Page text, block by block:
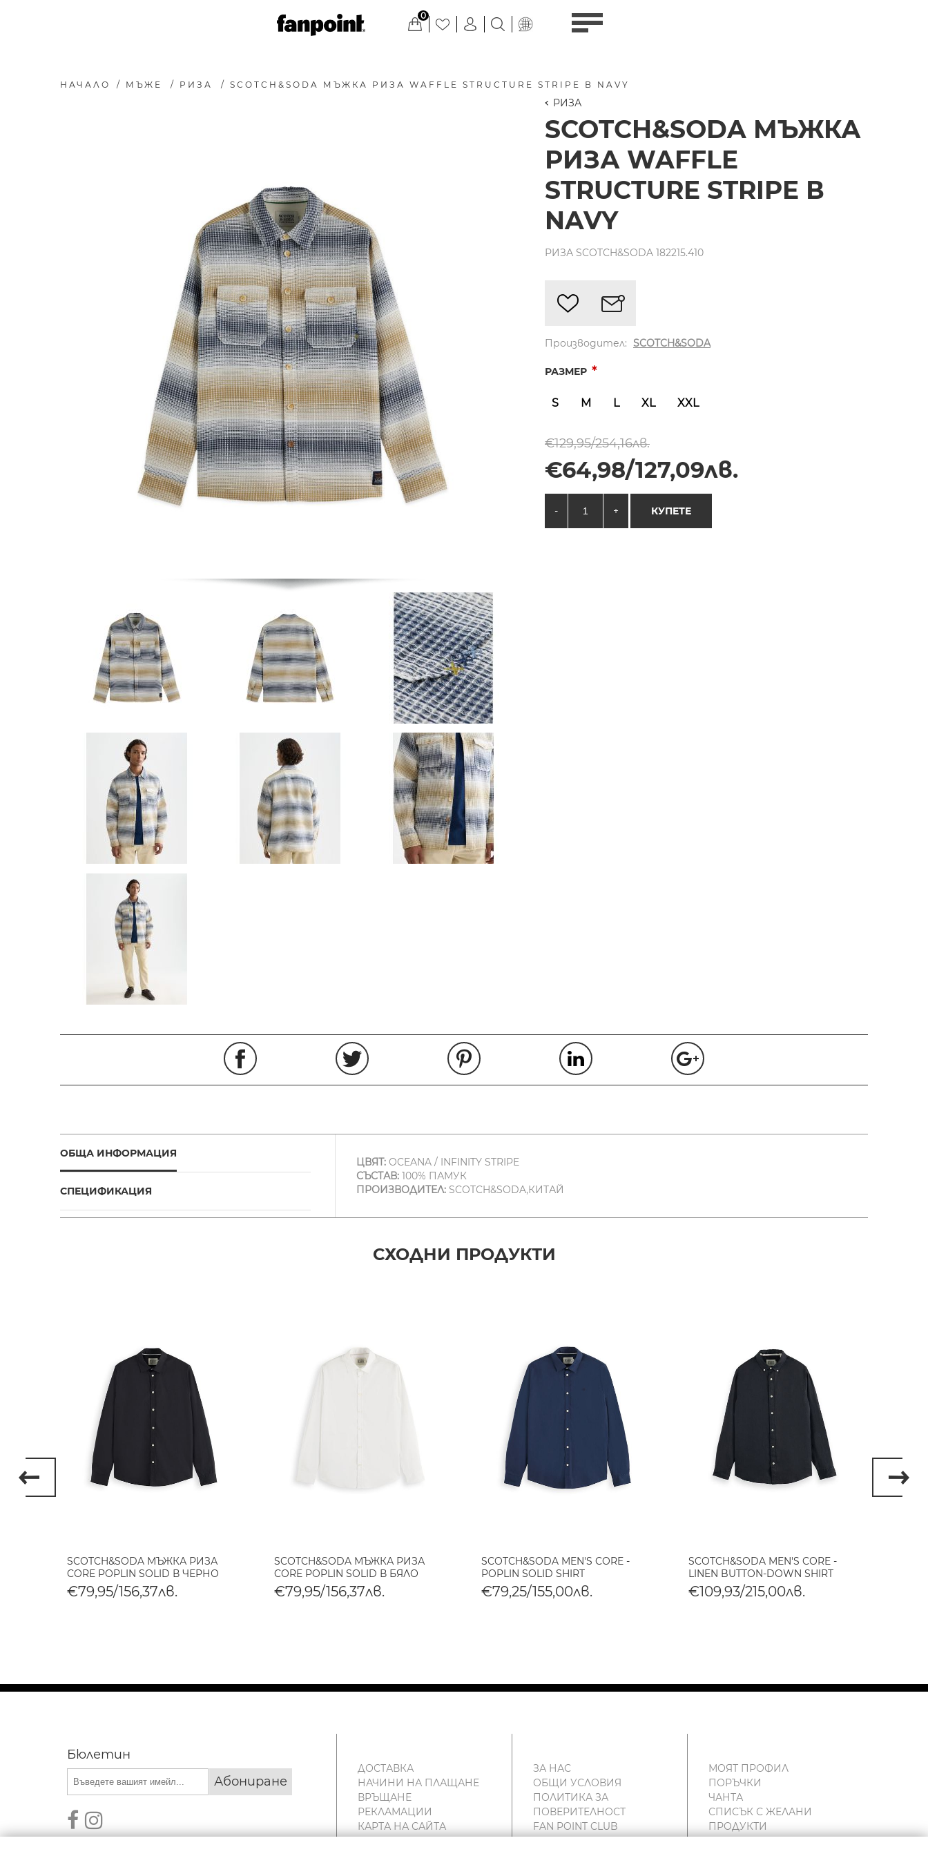
0
НАЧАЛО / МЪЖЕ / РИЗА / SCOTCH&SODA МЪЖКА РИЗА WAFFLE STRUCTURE STRIPE В NAVY
РИЗА
SCOTCH&SODA МЪЖКА
РИЗА WAFFLE
STRUCTURE STRIPE В
NAVY
РИЗА SCOTCH&SODA 182215.410
Производител: SCOTCH&SODA
РАЗМЕР *
S M L XL XXL
€129,95/254,16лв.
€64,98/127,09лв.
- + КУПЕТЕ
ОБЩА ИНФОРМАЦИЯ
СПЕЦИФИКАЦИЯ
ЦВЯТ:OCEANA / INFINITY STRIPE
СЪСТАВ:100% ПАМУК
ПРОИЗВОДИТЕЛ:SCOTCH&SODA,КИТАЙ
СХОДНИ ПРОДУКТИ
SCOTCH&SODA МЪЖКА РИЗА
CORE POPLIN SOLID В ЧЕРНО
€79,95/156,37лв.
SCOTCH&SODA МЪЖКА РИЗА
CORE POPLIN SOLID В БЯЛО
€79,95/156,37лв.
SCOTCH&SODA MEN'S CORE -
POPLIN SOLID SHIRT
€79,25/155,00лв.
SCOTCH&SODA MEN'S CORE -
LINEN BUTTON-DOWN SHIRT
€109,93/215,00лв.
Бюлетин
Абониране
ДОСТАВКА
НАЧИНИ НА ПЛАЩАНЕ
ВРЪЩАНЕ
РЕКЛАМАЦИИ
КАРТА НА САЙТА
КОНТАКТИ
ЗА НАС
ОБЩИ УСЛОВИЯ
ПОЛИТИКА ЗА
ПОВЕРИТЕЛНОСТ
FAN POINT CLUB
МАГАЗИНИ
МОЯТ ПРОФИЛ
ПОРЪЧКИ
ЧАНТА
СПИСЪК С ЖЕЛАНИ
ПРОДУКТИ